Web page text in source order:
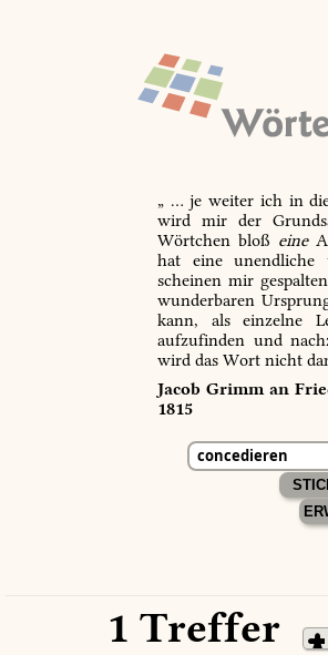
„ … je weiter ich in
wird mir der
Wörtchen bloß eine
hat eine unendliche
scheinen mir
wunderbaren
kann, als einzelne
aufzufinden und
wird das Wort nicht
Jacob Grimm an
1815
1 Treffer